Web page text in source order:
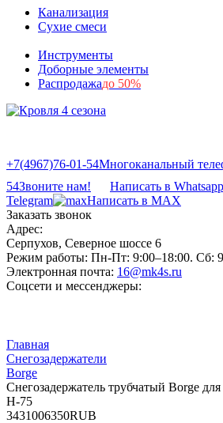
Канализация
Сухие смеси
Инструменты
Доборные элементы
Распродажадо 50%
+7(4967)76-01-54Многоканальный
54Звоните нам! Написать в Whatsapp
Telegram
Написать в MAX
Заказать звонок
Адрес:
Серпухов, Северное шоссе 6
Режим работы: Пн-Пт: 9:00–18:00. Сб:
Электронная почта: 16@mk4s.ru
Соцсети и мессенджеры:
Главная
Снегозадержатели
Borge
Снегозадержатель трубчатый Borge
Н-75
3431006350RUB